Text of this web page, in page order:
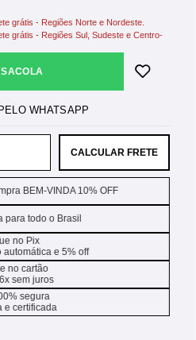
grátis - Regiões Norte e Nordeste.
grátis - Regiões Sul, Sudeste e Centro-
CALCULAR FRETE
BEM-VINDA 10% OFF
para todo o Brasil
no Pix
automática e 5% off
no cartão
sem juros
segura
e certificada